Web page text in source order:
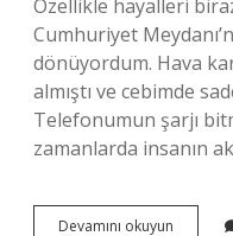
Özellikle hayalleri
Cumhuriyet
dönüyordum. Hava
almıştı ve cebimde
Telefonumun şarjı
zamanlarda insanın
Devamını okuyun İsimden